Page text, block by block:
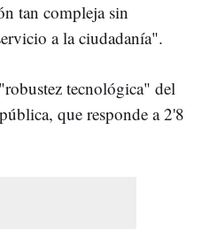
tan compleja sin
a la ciudadanía".
tecnológica" del
que responde a 2'8